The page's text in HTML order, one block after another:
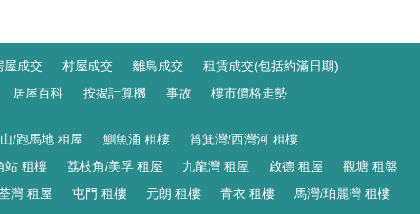
屋成交 村屋成交 離島成交
租賃成交(包括約滿日期)
居屋百科 按揭計算機 事故 樓市價格走勢
/跑馬地 租屋 鰂魚涌 租樓
筲箕灣/西灣河 租樓
站 租樓 荔枝角/美孚 租屋 九龍灣 租屋 啟德 租屋
觀塘 租盤
灣 租屋 屯門 租樓 元朗 租樓 青衣 租樓
馬灣/珀麗灣 租樓